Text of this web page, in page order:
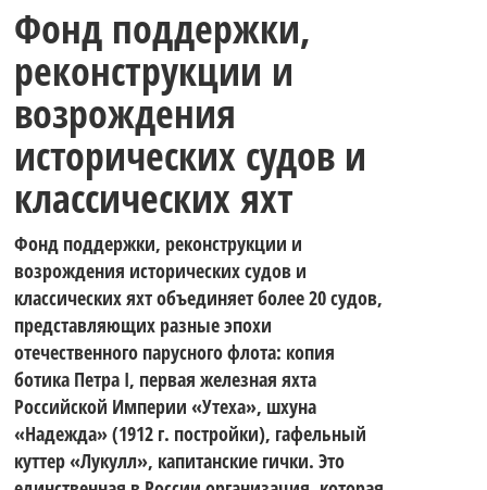
Фонд поддержки,
реконструкции и
возрождения
исторических судов и
классических яхт
Фонд поддержки, реконструкции и
возрождения исторических судов и
классических яхт объединяет более 20 судов,
представляющих разные эпохи
отечественного парусного флота: копия
ботика Петра I, первая железная яхта
Российской Империи «Утеха», шхуна
«Надежда» (1912 г. постройки), гафельный
куттер «Лукулл», капитанские гички. Это